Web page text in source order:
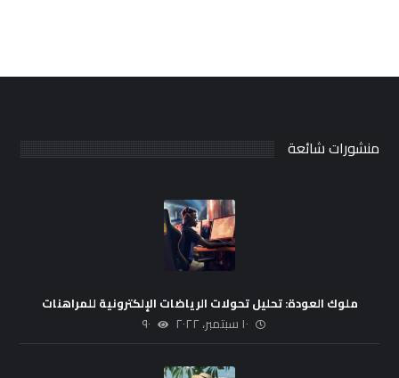
منشورات شائعة
ملوك العودة: تحليل تحولات الرياضات الإلكترونية للمراهنات
١٠ سبتمبر، ٢٠٢٢ ٩٠